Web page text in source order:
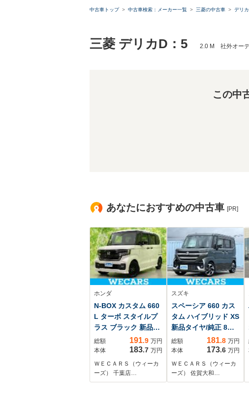
中古車トップ 中古車検索：メーカー一覧 三菱の中古車 デリ
三菱 デリカD：5 2.0 M 社外オーデ
この中
あなたにおすすめの中古車 [PR]
ホンダ
N-BOX カスタム 660
L ターボ スタイルプ
ラス ブラック 新品タ
イヤ/社外 9インチ SD
ナビ/ホンダセンシン
グ/両側電動スライド
ドア/シートヒーター
前席/車線逸脱防止支
総額 191.9 万円
本体
183.7 万円
ＷＥＣＡＲＳ（ウィーカ
ーズ） 千葉店…
スズキ
スペーシア 660 カス
タム ハイブリッド XS
新品タイヤ/純正 8イ
ンチ メモリーナビ/セ
ーフティサポート(ス
ズキ)/両側電動スライ
ドドア/シートヒータ
ー 前席/車線逸脱防止
総額 181.8 万円
本体
173.6 万円
ＷＥＣＡＲＳ（ウィーカ
ーズ） 佐賀大和…